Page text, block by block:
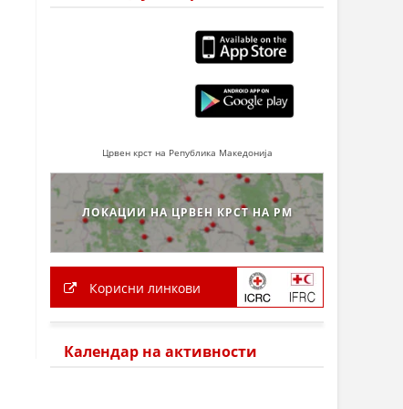
Црвен крст на Република Македонија
ЛОКАЦИИ НА ЦРВЕН КРСТ НА РМ
Корисни линкови
Календар на активности